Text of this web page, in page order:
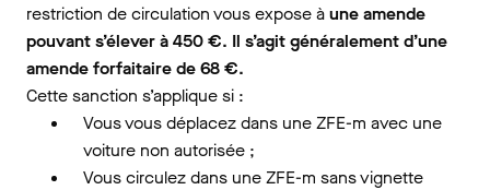
restriction de circulation vous expose àune amende
pouvant s’élever à 450 €. Il s’agit généralement d’une
amende forfaitaire de 68 €.
Cette sanction s’applique si :
Vous vous déplacez dans une ZFE-m avec une
voiture non autorisée ;
Vous circulez dans une ZFE-m sans vignette